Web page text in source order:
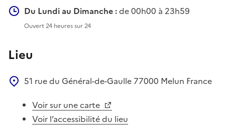
Du Lundi au Dimanche :de 00h00 à 23h59
Ouvert 24 heures sur 24
Lieu
51 rue du Général-de-Gaulle 77000 Melun France
Voir sur une carte
Voir l’accessibilité du lieu